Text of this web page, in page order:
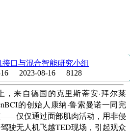
接口与混合智能研究小组
2023-08-16 8128
，来自德国的克里斯蒂安·拜尔莱
的创始人康纳·鲁索曼诺一同完
——仅仅通过面部肌肉活动，用非侵
驶无人机飞越TED现场，引起观众